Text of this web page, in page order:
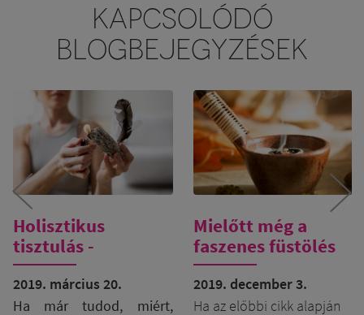
KAPCSOLÓDÓ
BLOGBEJEGYZÉSEK
Holisztikus
tisztulás -
Energetikai
tértisztítás menete
2019. március 20.
Ha már tudod, miért,
Mielőtt még a
faszenes füstölés
máglyára
kerülne...
2019. december 3.
Ha az előbbi cikk alapján